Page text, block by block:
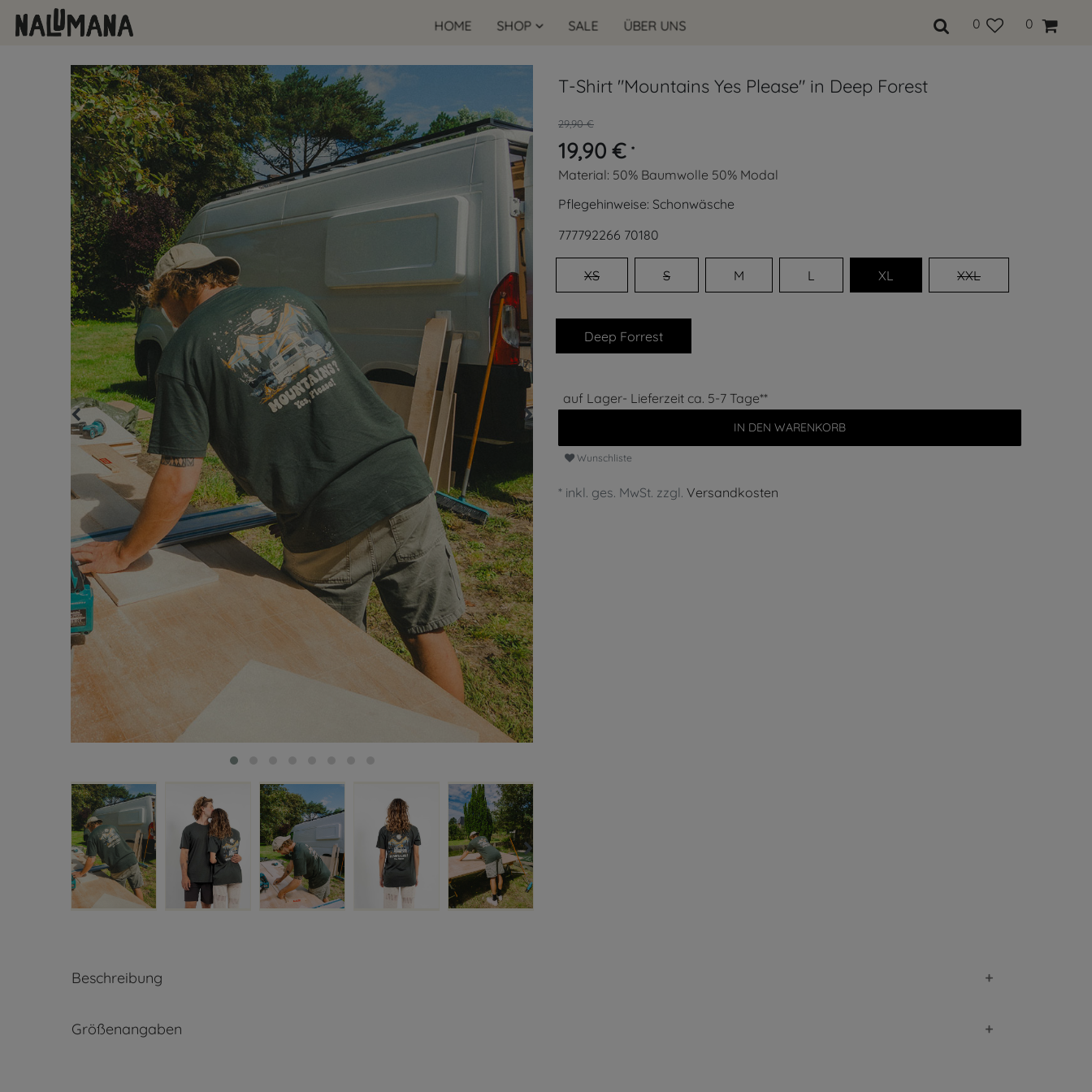
HOME SHOP SALE ÜBER UNS 0 0
T-Shirt "Mountains Yes Please" in Deep Forest
29,90 €
19,90 € *
Material: 50% Baumwolle 50% Modal
Pflegehinweise: Schonwäsche
777792266 70180
XS S M L XL XXL
Deep Forrest
auf Lager- Lieferzeit ca. 5-7 Tage**
IN DEN WARENKORB
Wunschliste
* inkl. ges. MwSt. zzgl. Versandkosten
Beschreibung
Größenangaben